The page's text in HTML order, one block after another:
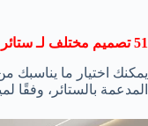
51 تصميم مختلف لـ ستائر السرير
يمكنك اختيار ما يناسبك
المدعمة بالستائر، وفقًا